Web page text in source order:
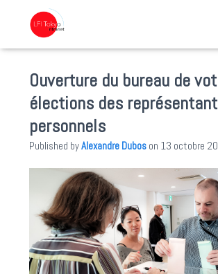
Ouverture du bureau de
élections des
personnels
Published byAlexandre Dubos on 13 octobre